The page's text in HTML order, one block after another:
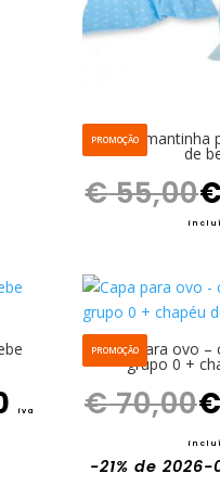
PROMOÇÃO
Capa – mantinha
de
€55,00€
iva
PROMOÇÃO
Capa para ovo –
grupo 0 +
€70,00€
-21% de 2026-